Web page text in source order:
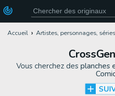
Accueil Artistes, personnages, séries
Vous cherchez des planches